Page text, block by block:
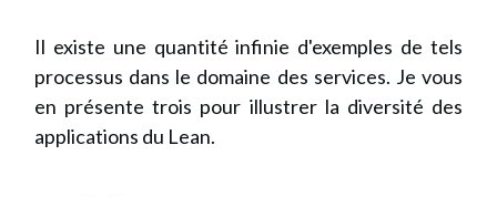
Il existe une quantité infinie d'exemples de tels
processus dans le domaine des services. Je vous
en présente trois pour illustrer la diversité des
applications du Lean.